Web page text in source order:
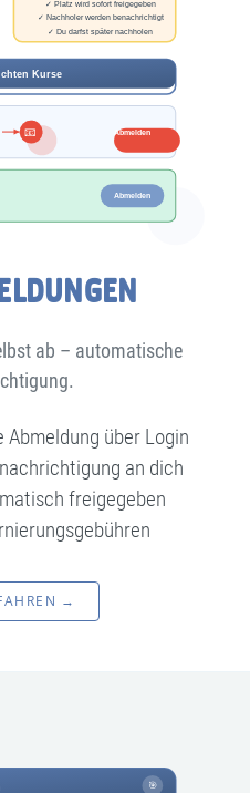
ab – automatische
über Login
an dich
freigegeben
→